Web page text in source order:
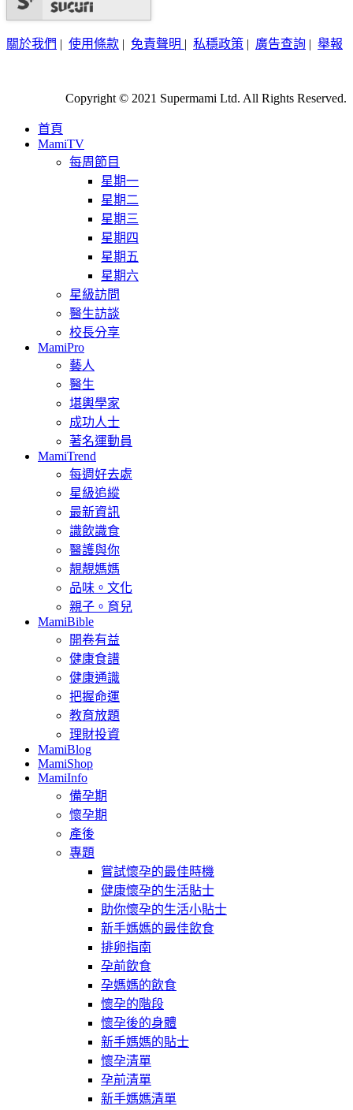
關於我們 | 使用條款 | 免責聲明 | 私穩政策 | 廣告查詢 | 舉報
Copyright © 2021 Supermami Ltd. All Rights Reserved.
首頁
MamiTV
每周節目
星期一
星期二
星期三
星期四
星期五
星期六
星級訪問
醫生訪談
校長分享
MamiPro
藝人
醫生
堪輿學家
成功人士
著名運動員
MamiTrend
每週好去處
星級追縱
最新資訊
識飲識食
醫護與你
靚靚媽媽
品味。文化
親子。育兒
MamiBible
開卷有益
健康食譜
健康通識
把握命運
教育放題
理財投資
MamiBlog
MamiShop
MamiInfo
備孕期
懷孕期
產後
專題
嘗試懷孕的最佳時機
健康懷孕的生活貼士
助你懷孕的生活小貼士
新手媽媽的最佳飲食
排卵指南
孕前飲食
孕媽媽的飲食
懷孕的階段
懷孕後的身體
新手媽媽的貼士
懷孕清單
孕前清單
新手媽媽清單